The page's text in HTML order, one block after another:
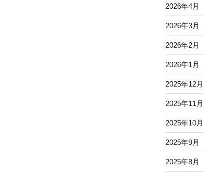
2026年4月
2026年3月
2026年2月
2026年1月
2025年12月
2025年11月
2025年10月
2025年9月
2025年8月